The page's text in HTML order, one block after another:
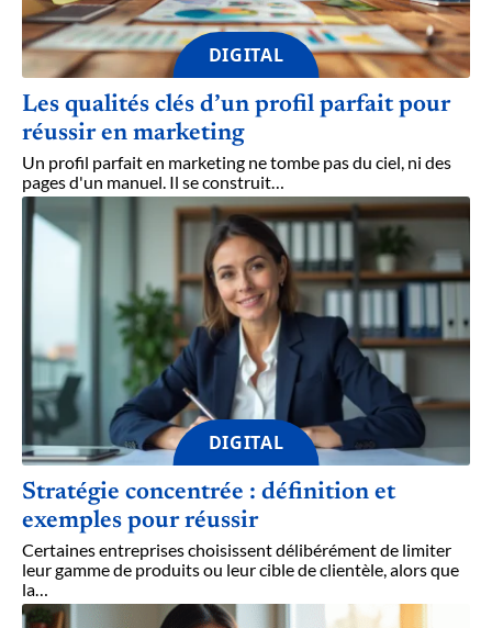
DIGITAL
Les qualités clés d’un profil parfait pour
réussir en marketing
Un profil parfait en marketing ne tombe pas du ciel, ni des
pages d'un manuel. Il se construit…
DIGITAL
Stratégie concentrée : définition et
exemples pour réussir
Certaines entreprises choisissent délibérément de limiter
leur gamme de produits ou leur cible de clientèle, alors que
la…